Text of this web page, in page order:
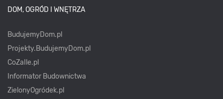
DOM, OGRÓD I WNĘTRZA
BudujemyDom.pl
Projekty.BudujemyDom.pl
CoZaIle.pl
Informator Budownictwa
ZielonyOgródek.pl